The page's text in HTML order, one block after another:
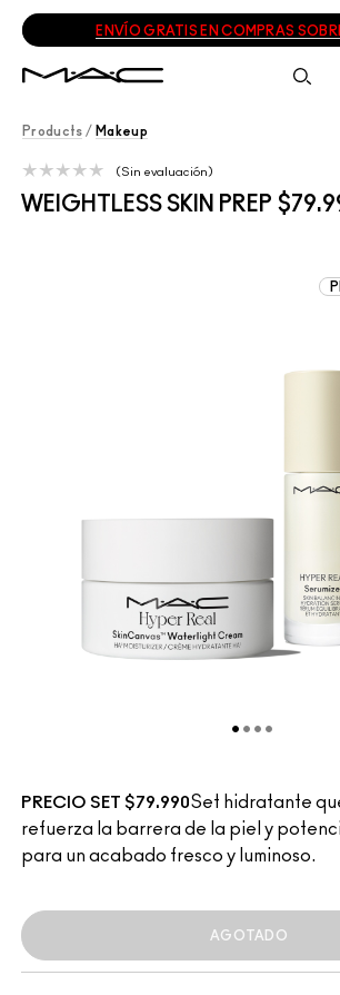
ENVÍO GRATIS EN COMPRAS
Products / Makeup
WEIGHTLESS SKIN PREP
Sin evaluación
PRECIO SET $79.990Set hidratante
refuerza la barrera de la piel y
para un acabado fresco y luminoso.
AGOTADO